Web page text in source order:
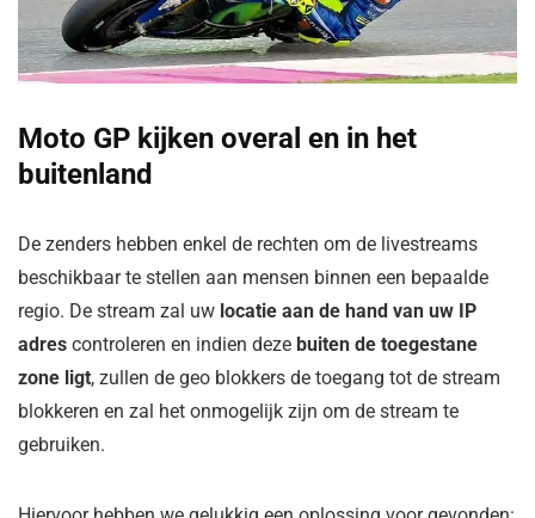
Moto GP kijken overal en in het
buitenland
De zenders hebben enkel de rechten om de livestreams
beschikbaar te stellen aan mensen binnen een bepaalde
regio. De stream zal uw locatie aan de hand van uw IP
adres controleren en indien deze buiten de toegestane
zone ligt, zullen de geo blokkers de toegang tot de stream
blokkeren en zal het onmogelijk zijn om de stream te
gebruiken.